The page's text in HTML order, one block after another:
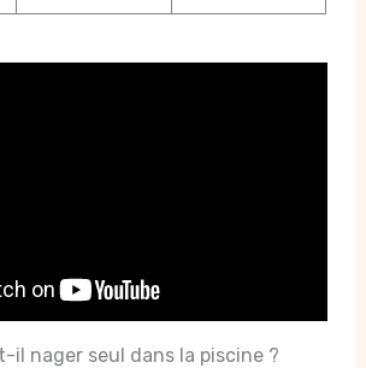
il nager seul dans la piscine ?